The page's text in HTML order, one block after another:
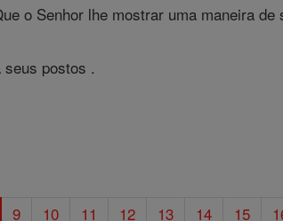
o Senhor lhe mostrar uma maneira
postos .
9 10 11 12 13 14 15